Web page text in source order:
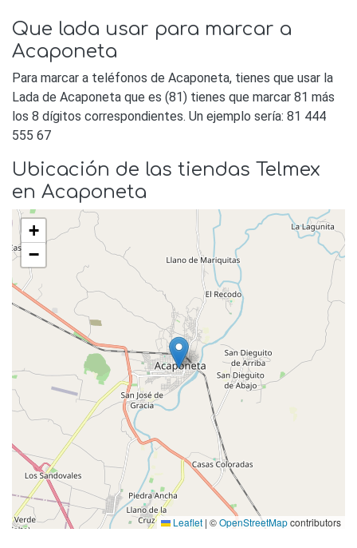
Que lada usar para marcar a
Acaponeta
Para marcar a teléfonos de Acaponeta, tienes que usar la
Lada de Acaponeta que es (81) tienes que marcar 81 más
los 8 dígitos correspondientes. Un ejemplo sería: 81 444
555 67
Ubicación de las tiendas Telmex
en Acaponeta
+
−
Leaflet | ©OpenStreetMapcontributors